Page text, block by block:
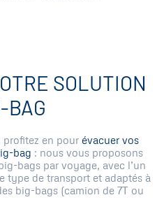
SOLUTION
BAG
profitez en pour évacuer vos
bag : nous vous proposons
bags par voyage, avec l’un
type de transport et adaptés à
big-bags (camion de 7T ou